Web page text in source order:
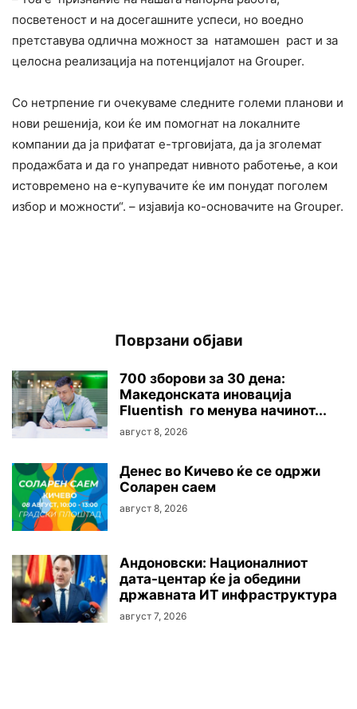
посветеност и на досегашните успеси, но воедно
претставува одлична можност за натамошен раст и за
целосна реализација на потенцијалот на Grouper.
Со нетрпение ги очекуваме следните големи планови и
нови решенија, кои ќе им помогнат на локалните
компании да ја прифатат е-трговијата, да ја зголемат
продажбата и да го унапредат нивното работење, а кои
истовремено на е-купувачите ќе им понудат поголем
избор и можности“. – изјавија ко-основачите на Grouper.
Поврзани објави
700 зборови за 30 дена:
Македонската иновација
Fluentish го менува начинот...
август 8, 2026
Денес во Кичево ќе се одржи
Соларен саем
август 8, 2026
Андоновски: Националниот
дата-центар ќе ја обедини
државната ИТ инфраструктура
август 7, 2026